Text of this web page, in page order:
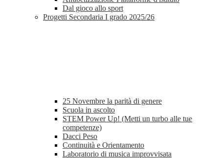
Dal gioco allo sport
Progetti Secondaria I grado 2025/26
25 Novembre la parità di genere
Scuola in ascolto
STEM Power Up! (Metti un turbo alle tue
competenze)
Dacci Peso
Continuità e Orientamento
Laboratorio di musica improvvisata